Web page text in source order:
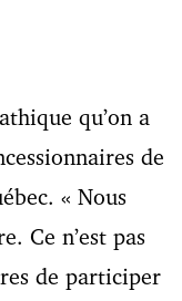
qu’on a
de
« Nous
Ce n’est pas
de participer